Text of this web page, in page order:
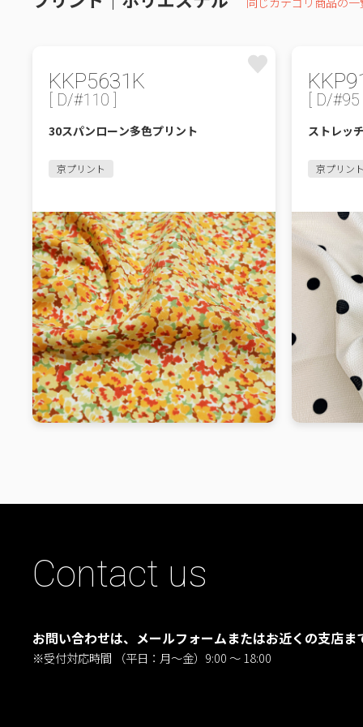
KKP5631K
[ D/#110 ]
30スパンローン多色プリント
京プリント
[ D/#95 ]
ストレッ
京プリント
Contact us
お問い合わせは、メールフォームまたはお近くの支店ま
※受付対応時間 （平日：月〜金）9:00 ～ 18:00